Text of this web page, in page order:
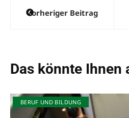
Vorheriger Beitrag
Das könnte Ihnen
BERUF UND BILDUNG